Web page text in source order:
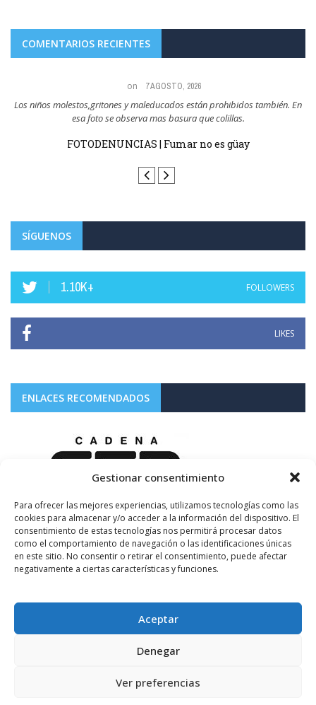
Gestionar consentimiento
Para ofrecer las mejores experiencias, utilizamos tecnologías como las
cookies para almacenar y/o acceder a la información del dispositivo. El
consentimiento de estas tecnologías nos permitirá procesar datos
como el comportamiento de navegación o las identificaciones únicas
en este sitio. No consentir o retirar el consentimiento, puede afectar
negativamente a ciertas características y funciones.
Aceptar
Denegar
Ver preferencias
COMENTARIOS RECIENTES
on 7 AGOSTO, 2026
Los niños molestos,gritones y maleducados están prohibidos también. En
esa foto se observa mas basura que colillas.
FOTODENUNCIAS | Fumar no es güay
SÍGUENOS
1.10K+ FOLLOWERS
LIKES
ENLACES RECOMENDADOS